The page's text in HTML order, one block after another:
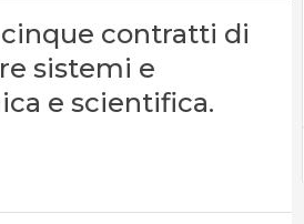
contratti di
sistemi e
e scientifica.